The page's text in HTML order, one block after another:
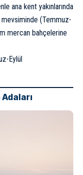
ana kent yakınlarında
mevsiminde (Temmuz-
mercan bahçelerine
Eylül